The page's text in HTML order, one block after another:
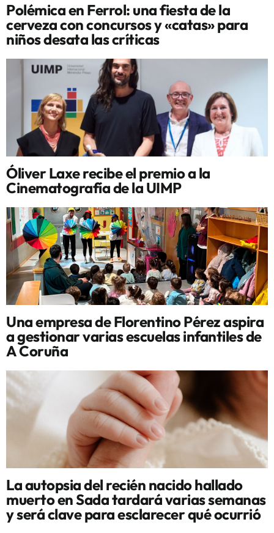
Polémica en Ferrol: una fiesta de la
cerveza con concursos y «catas» para
niños desata las críticas
Óliver Laxe recibe el premio a la
Cinematografía de la UIMP
Una empresa de Florentino Pérez aspira
a gestionar varias escuelas infantiles de
A Coruña
La autopsia del recién nacido hallado
muerto en Sada tardará varias semanas
y será clave para esclarecer qué ocurrió